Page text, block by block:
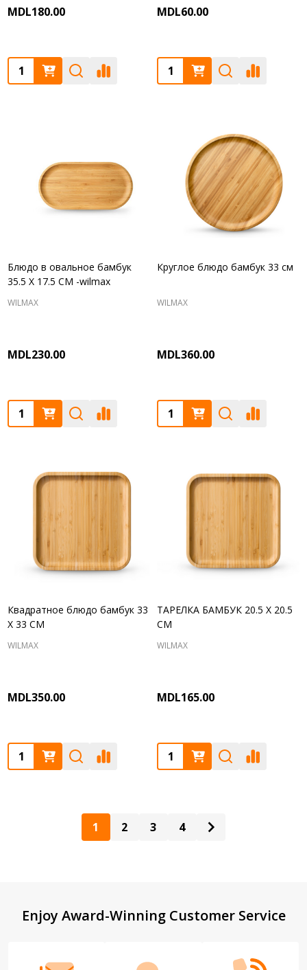
MDL180.00
Quantity:
MDL60.00
Quantity:
Блюдо в овальное бамбук
35.5 X 17.5 CM -wilmax
WILMAX
MDL230.00
Quantity:
Круглое блюдо бамбук 33 см
WILMAX
MDL360.00
Quantity:
Квадратное блюдо бамбук 33
X 33 CM
WILMAX
MDL350.00
Quantity:
ТАРЕЛКА БАМБУК 20.5 X 20.5
CM
WILMAX
MDL165.00
Quantity:
1 2 3 4
Footer
Enjoy Award-Winning Customer Service